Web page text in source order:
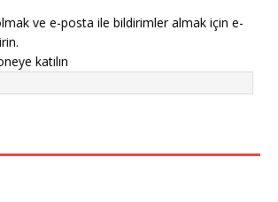
ve e-posta ile bildirimler almak için e-
katılın